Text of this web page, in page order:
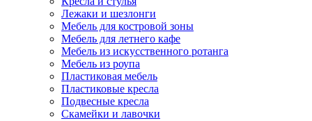
Лежаки и шезлонги
Мебель для костровой зоны
Мебель для летнего кафе
Мебель из искусственного ротанга
Мебель из роупа
Пластиковая мебель
Пластиковые кресла
Подвесные кресла
Скамейки и лавочки